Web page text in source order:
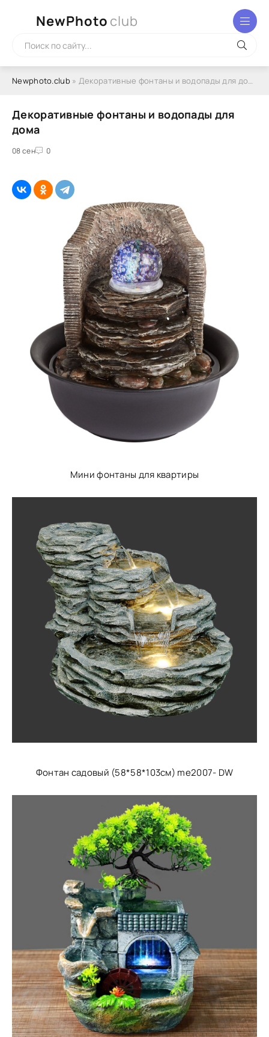
NewPhoto club
Newphoto.club» Декоративные фонтаны и водопады для дома
Декоративные фонтаны и водопады для
дома
08 сен 0
Мини фонтаны для квартиры
Фонтан садовый (58*58*103см) me2007- DW